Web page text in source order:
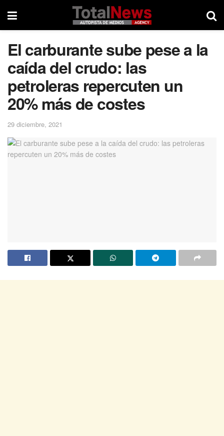
El carburante sube pese a la
caída del crudo: las
petroleras repercuten un
20% más de costes
29 diciembre, 2021